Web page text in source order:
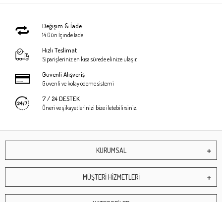
Değişim & İade
14 Gün İçinde İade
Hızlı Teslimat
Siparişleriniz en kısa sürede elinize ulaşır.
Güvenli Alışveriş
Güvenli ve kolay ödeme sistemi
7 / 24 DESTEK
Öneri ve şikayetlerinizi bize iletebilirsiniz.
KURUMSAL
MÜŞTERİ HİZMETLERİ